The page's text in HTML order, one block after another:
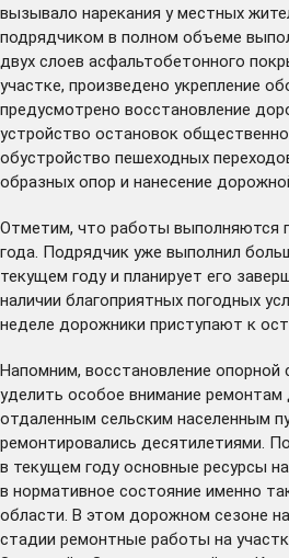
вызывало нарекания у местных
подрядчиком в полном объеме
двух слоев асфальтобетонного
участке, произведено укрепление
предусмотрено восстановление
устройство остановок
обустройство пешеходных
образных опор и нанесение
Отметим, что работы выполняются
года. Подрядчик уже выполнил
текущем году и планирует его
наличии благоприятных погодных
неделе дорожники приступают к
Напомним, восстановление опорной
уделить особое внимание
отдаленным сельским населенным
ремонтировались десятилетиями.
в текущем году основные ресурсы
в нормативное состояние именно
области. В этом дорожном сезоне
стадии ремонтные работы на